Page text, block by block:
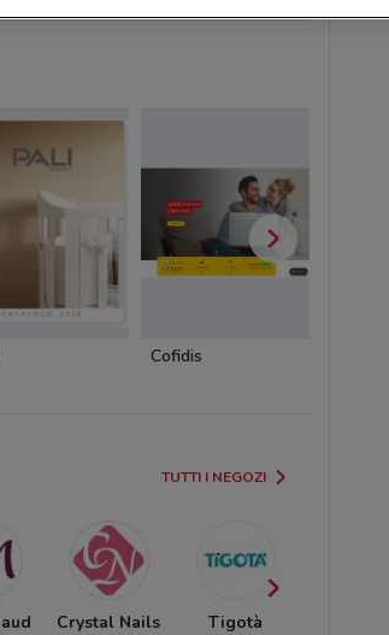
Cofidis
TUTTI I NEGOZI
Crystal Nails Tigotà